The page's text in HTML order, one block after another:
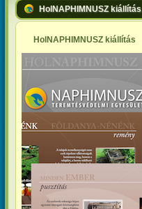
HolNAPHIMNUSZ kiállítás
HolNAPHIMNUSZ kiállítás